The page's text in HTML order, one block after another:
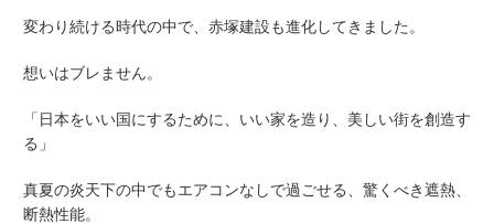
変わり続ける時代の中で、赤塚建設も進化してきました。
想いはブレません。
「日本をいい国にするために、いい家を造り、美しい街を創造す
る」
真夏の炎天下の中でもエアコンなしで過ごせる、驚くべき遮熱、
断熱性能。